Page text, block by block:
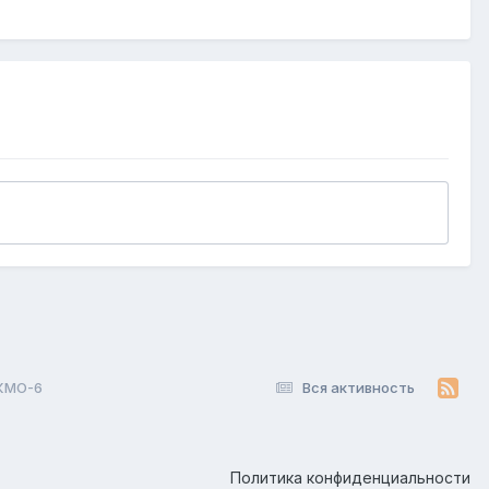
Вся активность
6
Политика конфиденциальности